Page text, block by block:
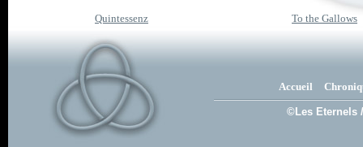
Quintessenz To the Gallows
Accueil
©Les Eternels